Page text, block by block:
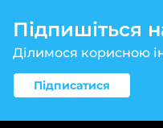
Підпишіться
Ділимося корисною
Підписатися